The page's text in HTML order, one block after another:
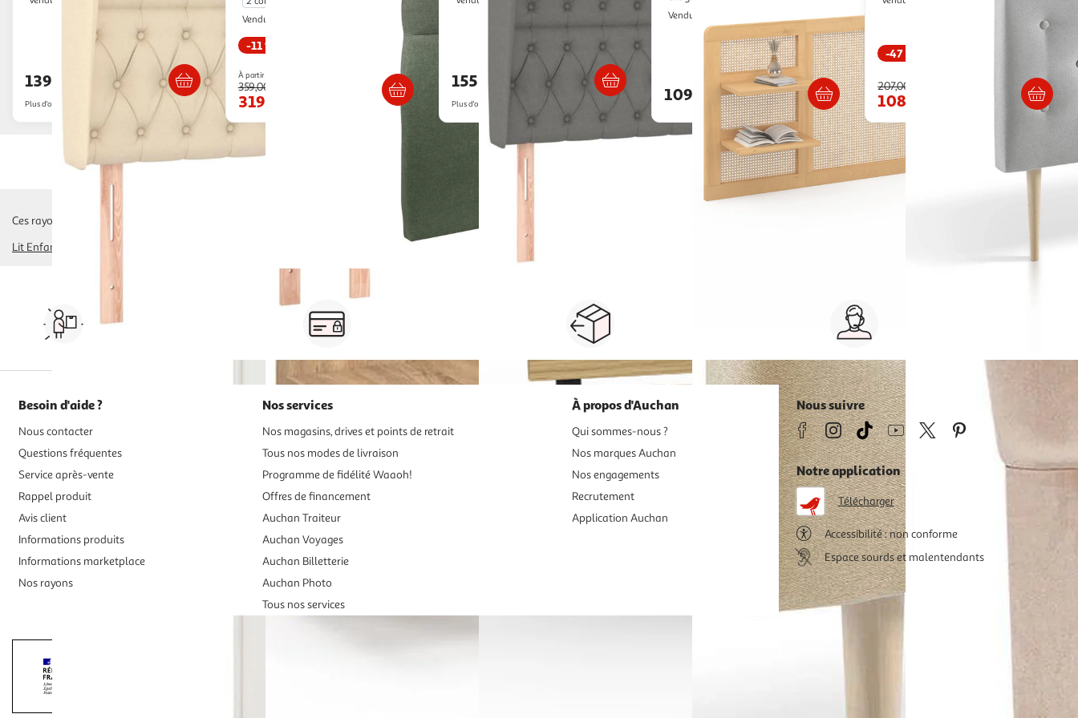
Livraison dès 4/5 jours
139,99€
Plus d'offres à partir de 169.36€
Vendu par
-11 %
Livraison dès 2/3 semaines
À partir de
359,00€
319,00€
Livraison dès 4/5 jours
155,99€
Plus d'offres à partir de 188.26€
Vendu par
Livraison dès 5/6 jours
109,99€
-47 %
207,00€
108,99€
Ces rayons pourraient également vous intéresser :
Lit Enfant
lits d'appoint, matelas gonflables
Vos courses à domicile, en
Besoin d'aide ?
Nous contacter
Questions fréquentes
Service après-vente
Rappel produit
Avis client
Informations produits
Informations marketplace
Nos rayons
Nos services
Nos magasins, drives et points de retrait
Tous nos modes de livraison
Programme de fidélité Waaoh!
Offres de financement
Auchan Traiteur
Auchan Voyages
Auchan Billetterie
Auchan Photo
Tous nos services
À propos d'Auchan
Qui sommes-nous ?
Nos marques Auchan
Nos engagements
Recrutement
Application Auchan
Nous suivre
Notre application
Télécharger
Accessibilité : non conforme
Espace sourds et malentendants